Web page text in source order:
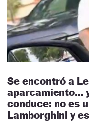
Se encontró a
aparcamiento…
conduce: no es
Lamborghini y